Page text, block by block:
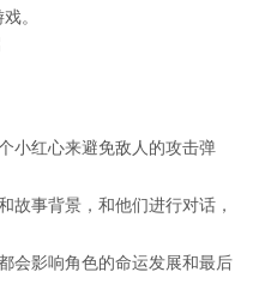
。
小红心来避免敌人的攻击弹
故事背景，和他们进行对话，
会影响角色的命运发展和最后